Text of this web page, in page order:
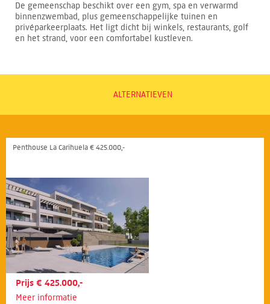
De gemeenschap beschikt over een gym, spa en verwarmd
binnenzwembad, plus gemeenschappelijke tuinen en
privéparkeerplaats. Het ligt dicht bij winkels, restaurants, golf
en het strand, voor een comfortabel kustleven.
ALTERNATIEVEN
Penthouse La Carihuela € 425.000,-
Prijs € 425.000,-
Meer informatie